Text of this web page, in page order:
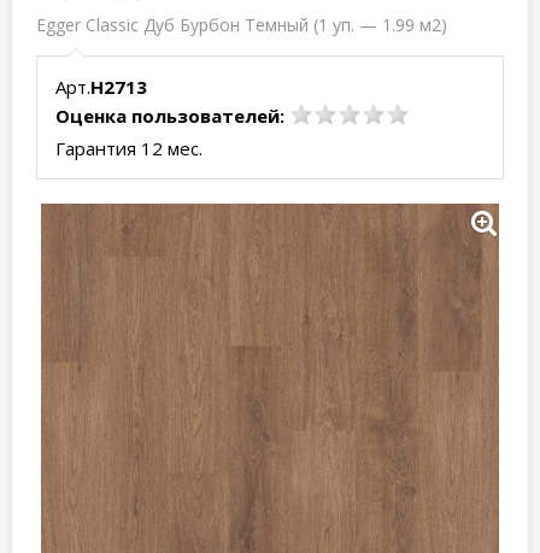
Egger Classic Дуб Бурбон Темный (1 уп. — 1.99 м2)
Арт.H2713
Оценка пользователей:
Гарантия 12 мес.